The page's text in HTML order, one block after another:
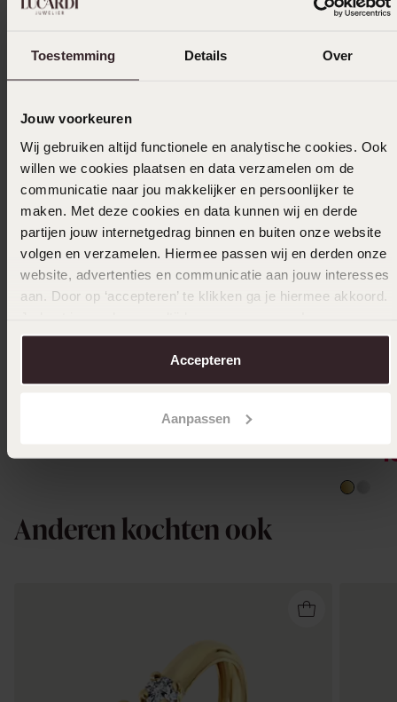
Toestemming Details Over
Jouw voorkeuren
Wij gebruiken altijd functionele en analytische cookies. Ook
willen we cookies plaatsen en data verzamelen om de
communicatie naar jou makkelijker en persoonlijker te
maken. Met deze cookies en data kunnen wij en derde
partijen jouw internetgedrag binnen en buiten onze website
volgen en verzamelen. Hiermee passen wij en derden onze
website, advertenties en communicatie aan jouw interesses
aan. Door op ‘accepteren’ te klikken ga je hiermee akkoord.
over in onscookiebeleid.
Accepteren
Aanpassen
Ook leuk voor jou
Anderen kochten ook